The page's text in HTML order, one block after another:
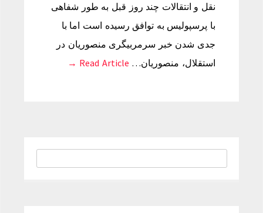
نقل و انتقالات چند روز قبل به طور شفاهی
با پرسپولیس به توافق رسیده است اما با
جدی شدن خبر سرمربیگری منصوریان در
استقلال، منصوریان… Read Article →